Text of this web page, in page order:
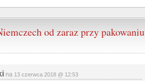
od zaraz przy pakowaniu
na 13 czerwca 2018 @ 12:53